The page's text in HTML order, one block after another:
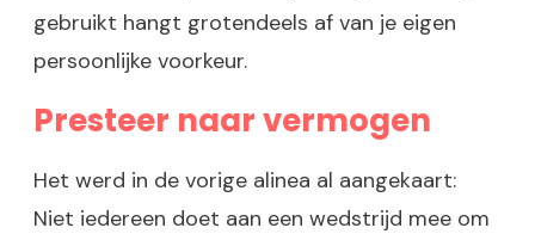
gebruikt hangt grotendeels af van je eigen
persoonlijke voorkeur.
Presteer naar vermogen
Het werd in de vorige alinea al aangekaart:
Niet iedereen doet aan een wedstrijd mee om